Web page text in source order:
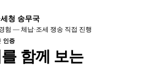
청 송무국
험 — 체납·조세 쟁송 직접 진행
인증
함께 보는